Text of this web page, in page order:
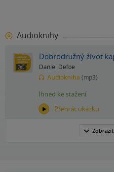
Audioknihy
Dobrodružný život
Daniel Defoe
Audiokniha (mp3)
Přehrát ukázku
Ihned ke stažení
Zobrazit